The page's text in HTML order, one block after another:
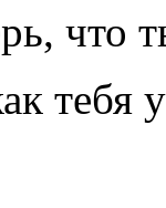
что
тебя